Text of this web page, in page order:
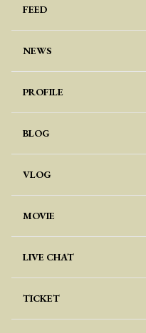
FEED
NEWS
PROFILE
BLOG
VLOG
MOVIE
LIVE CHAT
TICKET